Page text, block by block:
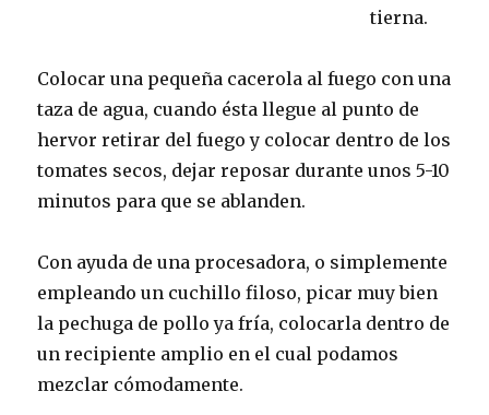
tierna.
Colocar una pequeña cacerola al fuego con una
taza de agua, cuando ésta llegue al punto de
hervor retirar del fuego y colocar dentro de los
tomates secos, dejar reposar durante unos 5-10
minutos para que se ablanden.
Con ayuda de una procesadora, o simplemente
empleando un cuchillo filoso, picar muy bien
la pechuga de pollo ya fría, colocarla dentro de
un recipiente amplio en el cual podamos
mezclar cómodamente.